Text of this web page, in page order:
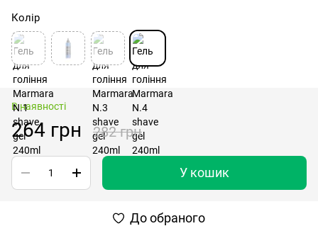
Колір
В наявності
264 грн 282 грн
У кошик
До обраного